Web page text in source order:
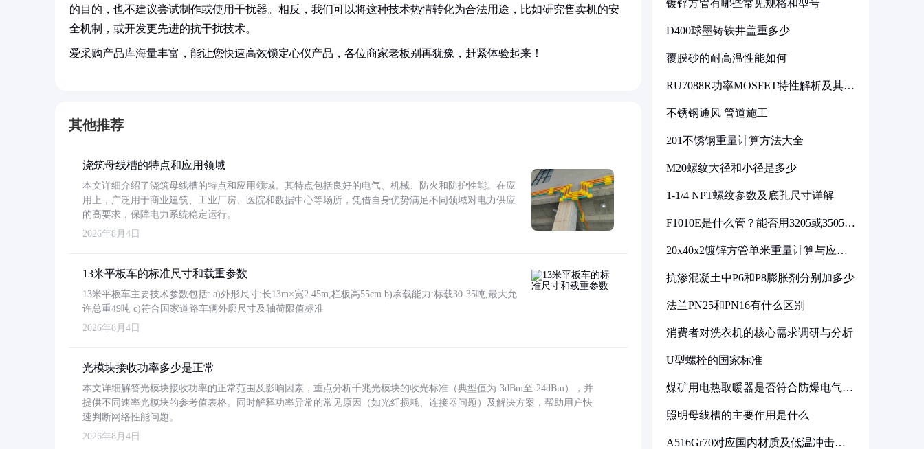
的目的，也不建议尝试制作或使用干扰器。相反，我们可以将这种技术热情转化为合法用途，比如研究售卖机的安
全机制，或开发更先进的抗干扰技术。
爱采购产品库海量丰富，能让您快速高效锁定心仪产品，各位商家老板别再犹豫，赶紧体验起来！
其他推荐
浇筑母线槽的特点和应用领域
本文详细介绍了浇筑母线槽的特点和应用领域。其特点包括良好的电气、机械、防火和防护性能。在应
用上，广泛用于商业建筑、工业厂房、医院和数据中心等场所，凭借自身优势满足不同领域对电力供应
的高要求，保障电力系统稳定运行。
2026年8月4日
13米平板车的标准尺寸和载重参数
13米平板车主要技术参数包括: a)外形尺寸:长13m×宽2.45m,栏板高55cm b)承载能力:标载30-35吨,最大允
许总重49吨 c)符合国家道路车辆外廓尺寸及轴荷限值标准
2026年8月4日
光模块接收功率多少是正常
本文详细解答光模块接收功率的正常范围及影响因素，重点分析千兆光模块的收光标准（典型值为-3dBm至-24dBm），并
提供不同速率光模块的参考值表格。同时解释功率异常的常见原因（如光纤损耗、连接器问题）及解决方案，帮助用户快
速判断网络性能问题。
2026年8月4日
镀锌方管有哪些常见规格和型号
D400球墨铸铁井盖重多少
覆膜砂的耐高温性能如何
RU7088R功率MOSFET特性解析及其在
不锈钢通风 管道施工
201不锈钢重量计算方法大全
M20螺纹大径和小径是多少
1-1/4 NPT螺纹参数及底孔尺寸详解
F1010E是什么管？能否用3205或3505代
20x40x2镀锌方管单米重量计算与应用
抗渗混凝土中P6和P8膨胀剂分别加多少
法兰PN25和PN16有什么区别
消费者对洗衣机的核心需求调研与分析
U型螺栓的国家标准
煤矿用电热取暖器是否符合防爆电气设
照明母线槽的主要作用是什么
A516Gr70对应国内材质及低温冲击要